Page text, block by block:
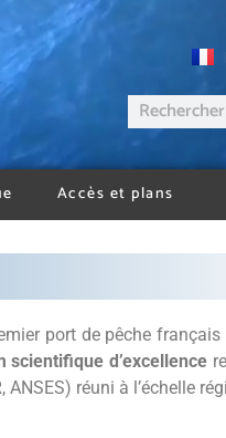
Accès et plans
port de pêche français
scientifique d’excellence
réuni à l’échelle